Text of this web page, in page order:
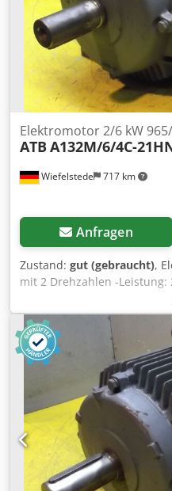
Wiefelstede 717 km
Elektromotor 2/6 kW
ATB A132M/6/4C-
Anfragen
Zustand: gut (gebraucht),
mit 2 Drehzahlen -Leistung:
U/min Dsdpfjcnf Hnsx
B3 -polumschaltbar -
vorhanden -Preis: pro
mm -Gewicht: 69 kg